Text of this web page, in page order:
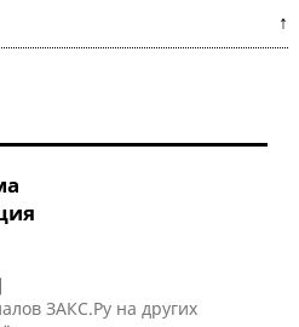
персон ↑
ЗАКС.Ру на других